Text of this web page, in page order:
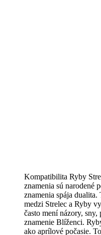
Kompatibilita Ryby
znamenia sú narodené
znamenia spája dualita.
medzi Strelec a Ryby
často mení názory,
znamenie Blíženci.
ako aprílové počasie.